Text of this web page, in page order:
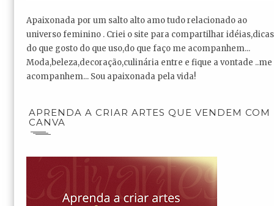
Apaixonada por um salto alto amo tudo relacionado ao
universo feminino . Criei o site para compartilhar idéias,dicas
do que gosto do que uso,do que faço me acompanhem...
Moda,beleza,decoração,culinária entre e fique a vontade ..me
acompanhem... Sou apaixonada pela vida!
APRENDA A CRIAR ARTES QUE VENDEM COM
CANVA